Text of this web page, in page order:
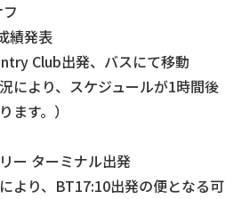
績発表
Club出発、バスにて移動
により、スケジュールが1時間後
ます。）
ー ターミナル出発
より、BT17:10出発の便となる可